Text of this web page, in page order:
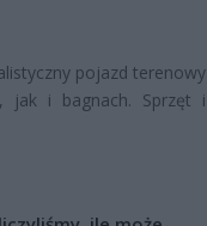
pojazd terenowy
jak i bagnach. Sprzęt i